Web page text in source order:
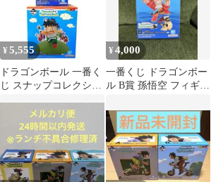
¥ 5,555
ドラゴンボール 一番く
じ スナップコレクショ
¥4,000
一番くじ ドラゴンボー
ル B賞 孫悟空 フィギュ